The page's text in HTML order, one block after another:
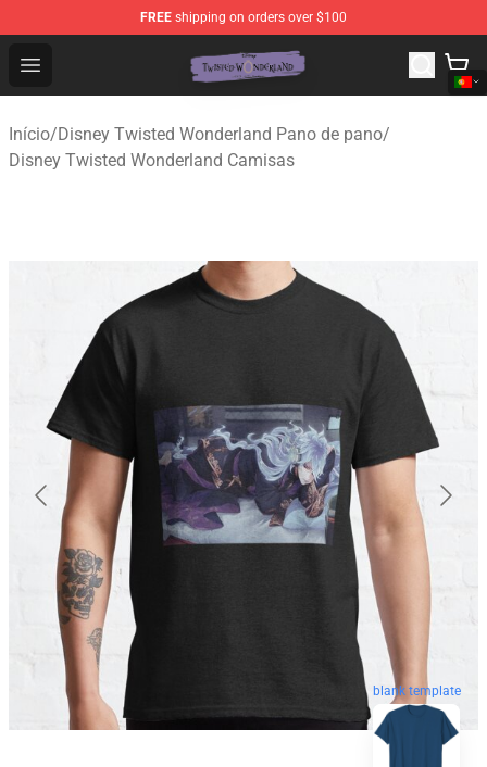
FREE shipping on orders over $100
Open menu
Twisted Wonderland Store - Official Twisted
Início/Disney Twisted Wonderland Pano de pano/
Disney Twisted Wonderland Camisas
blank template